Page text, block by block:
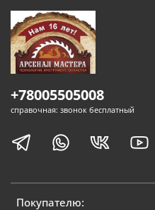
Покупателю:
+78005505008
справочная: звонок бесплатный